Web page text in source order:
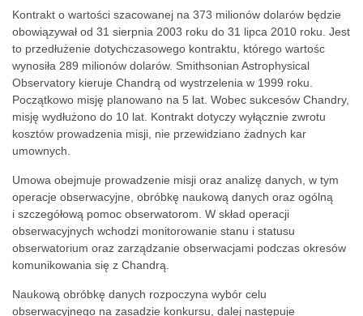
Kontrakt o wartości szacowanej na 373 milionów dolarów będzie
obowiązywał od 31 sierpnia 2003 roku do 31 lipca 2010 roku. Jest
to przedłużenie dotychczasowego kontraktu, którego wartośc
wynosiła 289 milionów dolarów. Smithsonian Astrophysical
Observatory kieruje Chandrą od wystrzelenia w 1999 roku.
Początkowo misję planowano na 5 lat. Wobec sukcesów Chandry,
misję wydłużono do 10 lat. Kontrakt dotyczy wyłącznie zwrotu
kosztów prowadzenia misji, nie przewidziano żadnych kar
umownych.
Umowa obejmuje prowadzenie misji oraz analizę danych, w tym
operacje obserwacyjne, obróbkę naukową danych oraz ogólną
i szczegółową pomoc obserwatorom. W skład operacji
obserwacyjnych wchodzi monitorowanie stanu i statusu
obserwatorium oraz zarządzanie obserwacjami podczas okresów
komunikowania się z Chandrą.
Naukową obróbkę danych rozpoczyna wybór celu
obserwacyjnego na zasadzie konkursu, dalej następuje